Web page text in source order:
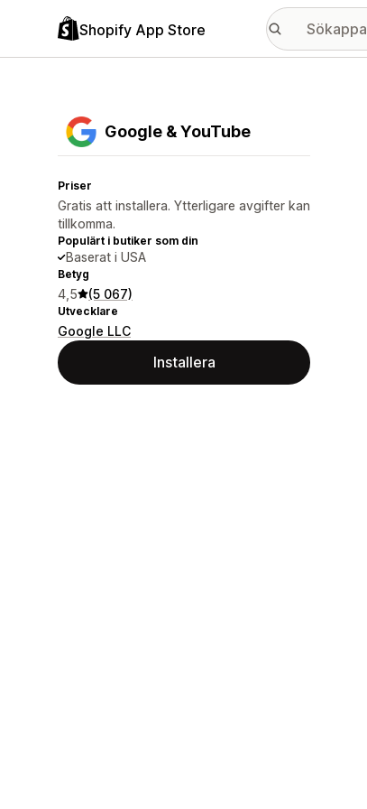
Shopify App Store
Google & YouTube
Priser
Gratis att installera. Ytterligare avgifter kan
tillkomma.
Populärt i butiker som din
Baserat i USA
Betyg
4,5 (5 067)
Utvecklare
Google LLC
Installera